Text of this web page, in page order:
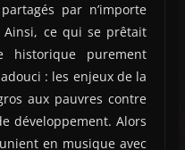
par n’importe
Ainsi, ce qui se prêtait
historique purement
: les enjeux de la
aux pauvres contre
développement. Alors
en musique avec